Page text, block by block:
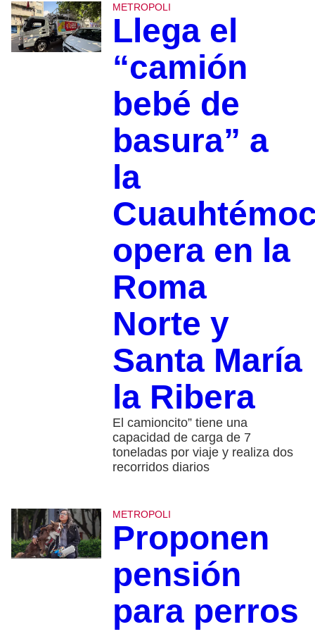
METROPOLI
Llega el
“camión
bebé de
basura” a
la
opera en la
Roma
Norte y
Santa María
la Ribera
El camioncito” tiene una
capacidad de carga de 7
toneladas por viaje y realiza dos
recorridos diarios
METROPOLI
Proponen
pensión
para perros